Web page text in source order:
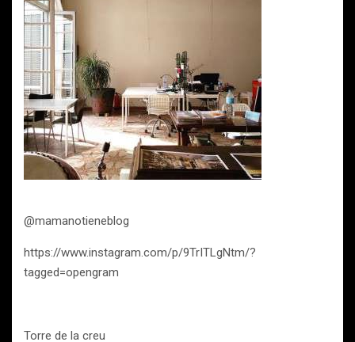
@mamanotieneblog
https://www.instagram.com/p/9TrITLgNtm/?
tagged=opengram
Torre de la creu